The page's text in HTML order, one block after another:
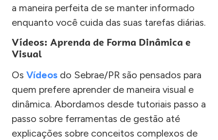
a maneira perfeita de se manter informado
enquanto você cuida das suas tarefas diárias.
Vídeos: Aprenda de Forma Dinâmica e
Visual
Os Vídeos do Sebrae/PR são pensados para
quem prefere aprender de maneira visual e
dinâmica. Abordamos desde tutoriais passo a
passo sobre ferramentas de gestão até
explicações sobre conceitos complexos de